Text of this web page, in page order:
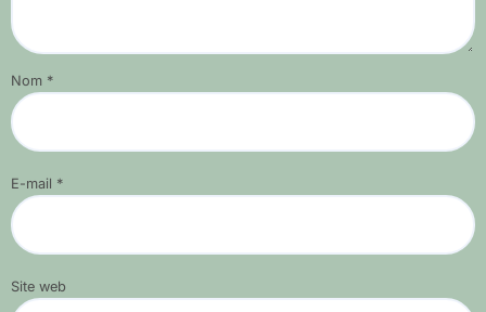
Nom *
E-mail *
Site web